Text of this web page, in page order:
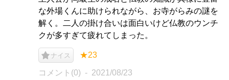
な外場くんに助けられながら、お寺がらみの謎を
解く。二人の掛け合いは面白いけど仏教のウンチ
クが多すぎて疲れてしまった。
ナイス ★23
コメント(0) 2021/08/23